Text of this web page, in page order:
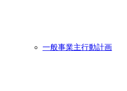
一般事業主行動計画